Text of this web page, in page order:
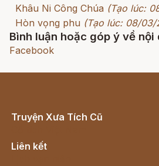
Khâu Ni Công Chúa (Tạo lúc:
Hòn vọng phu (Tạo lúc: 08/03/
Bình luận hoặc góp ý về nội
Facebook
Truyện Xưa Tích Cũ
Liên kết